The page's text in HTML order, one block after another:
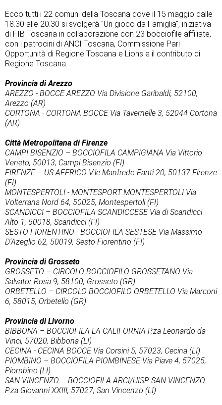
Ecco tutti i 22 comuni della Toscana dove il 15 maggio dalle
18.30 alle 20.30 si svolgerà "Un gioco da Famiglia", iniziativa
di FIB Toscana in collaborazione con 23 bocciofile affiliate,
con i patrocini di ANCI Toscana, Commissione Pari
Opportunità di Regione Toscana e Lions e il contributo di
Regione Toscana.
Provincia di Arezzo
AREZZO - BOCCE AREZZO Via Divisione Garibaldi, 52100,
Arezzo (AR)
CORTONA - CORTONA BOCCE Via Tavernelle 3, 52044 Cortona
(AR)
Città Metropolitana di Firenze
CAMPI BISENZIO – BOCCIOFILA CAMPIGIANA Via Vittorio
Veneto, 50013, Campi Bisenzio (FI)
FIRENZE – US AFFRICO V.le Manfredo Fanti 20, 50137 Firenze
(FI)
MONTESPERTOLI - MONTESPORT MONTESPERTOLI Via
Volterrana Nord 64, 50025, Montespertoli (FI)
SCANDICCI – BOCCIOFILA SCANDICCESE Via di Scandicci
Alto 1, 50018, Scandicci (FI)
SESTO FIORENTINO - BOCCIOFILA SESTESE Via Massimo
D'Azeglio 62, 50019, Sesto Fiorentino (FI)
Provincia di Grosseto
GROSSETO – CIRCOLO BOCCIOFILO GROSSETANO Via
Salvator Rosa 9, 58100, Grosseto (GR)
ORBETELLO – CIRCOLO BOCCIOFILO ORBETELLO Via Marconi
6, 58015, Orbetello (GR)
Provincia di Livorno
BIBBONA – BOCCIOFILA LA CALIFORNIA P.za Leonardo da
Vinci, 57020, Bibbona (LI)
CECINA - CECINA BOCCE Via Corsini 5, 57023, Cecina (LI)
PIOMBINO – BOCCIOFILA PIOMBINESE Via Piave 4, 57025,
Piombino (LI)
SAN VINCENZO – BOCCIOFILA ARCI/UISP SAN VINCENZO
P.za Giovanni XXIII, 57027, San Vincenzo (LI)